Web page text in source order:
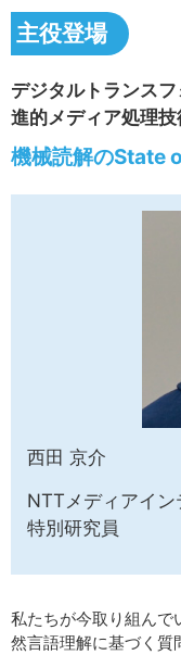
主役登場
デジタルトランス
進的メディア処理
機械読解のState
西田 京介
NTTメディアイ
特別研究員
私たちが今取り組んで
然言語理解に基づく質